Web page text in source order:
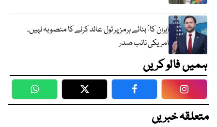
ایران کا آبنائے ہرمز پر ٹول عائد کرنے کا منصوبہ نہیں،
امریکی نائب صدر
ہمیں فالو کریں
WhatsApp Twitter Facebook
متعلقہ خبریں